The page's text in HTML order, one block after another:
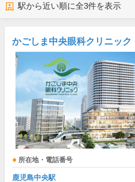
駅から近い順に全3件を表示
かごしま中央眼科クリニック
所在地・電話番号
鹿児島中央駅